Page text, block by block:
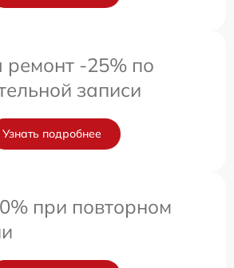
ремонт -25% по
записи
Узнать подробнее
при повторном